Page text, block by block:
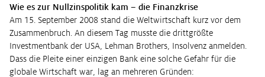
Wie es zur Nullzinspolitik kam – die Finanzkrise
Am 15. September 2008 stand die Weltwirtschaft kurz vor dem
Zusammenbruch. An diesem Tag musste die drittgrößte
Investmentbank der USA, Lehman Brothers, Insolvenz anmelden.
Dass die Pleite einer einzigen Bank eine solche Gefahr für die
globale Wirtschaft war, lag an mehreren Gründen: